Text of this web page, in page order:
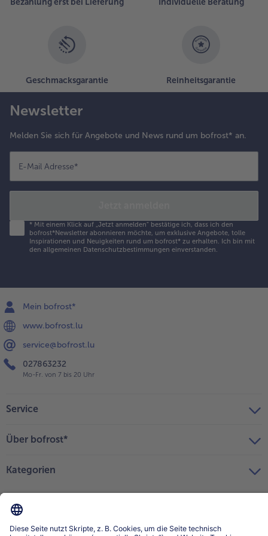
Bezahlung erst bei Lieferung Individuelle Beratung
Geschmacksgarantie Reinheitsgarantie
Newsletter
Melden Sie sich für Angebote und News rund um bofrost* an.
E-Mail Adresse*
* Mit einem Klick auf „Jetzt anmelden" bestätige ich, dass ich den
bofrost*Newsletter abonnieren möchte, um exklusive Angebote, tolle
Inspirationen und Neuigkeiten rund um bofrost* zu erhalten. Ich bin mit
den allgemeinen Datenschutzbestimmungen einverstanden.
Mein bofrost*
www.bofrost.lu
service@bofrost.lu
027863232
Mo-Fr. von 7 bis 20 Uhr
Service
Über bofrost*
Kategorien